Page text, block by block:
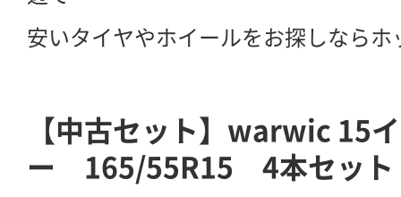
安いタイヤやホイールをお探しなら
【中古セット】warwic 15
ー 165/55R15 4本セット